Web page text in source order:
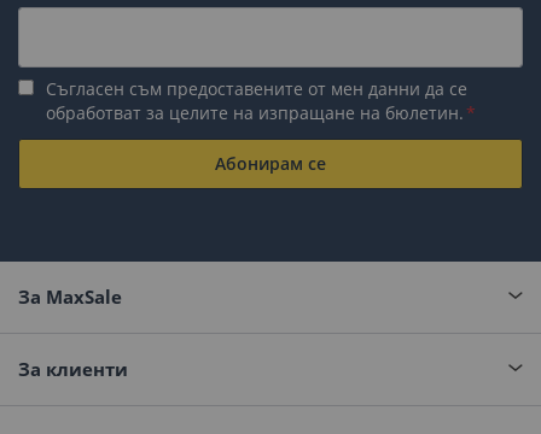
Съгласен съм предоставените от мен данни да се
обработват за целите на изпращане на бюлетин.
Абонирам се
За MaxSale
За клиенти